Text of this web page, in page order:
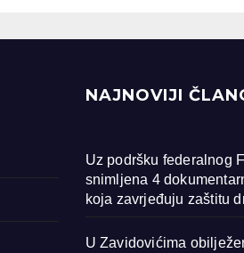
NAJNOVIJI
Uz podršku federalnog
snimljena 4
koja zavrjeđuju zaštitu
U Zavidovićima